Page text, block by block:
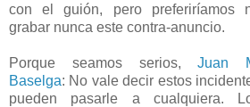
con el guión, pero preferiríamos
grabar nunca este contra-anuncio.
Porque seamos serios,Juan
Baselga: No vale decir estos
pueden pasarle a cualquiera.